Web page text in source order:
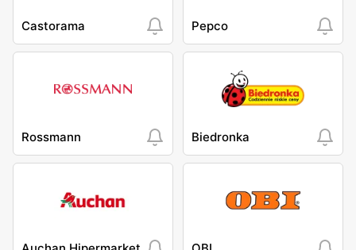
Castorama Pepco
Rossmann Biedronka